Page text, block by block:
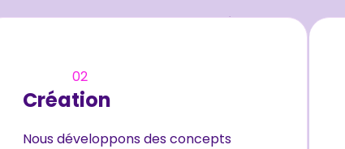
Un processus de design en trois étapes
02
Création
Nous développons des concepts